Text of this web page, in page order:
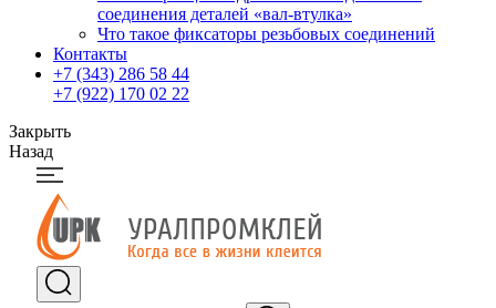
соединения деталей «вал-втулка»
Что такое фиксаторы резьбовых соединений
Контакты
+7 (343) 286 58 44
+7 (922) 170 02 22
Закрыть
Назад